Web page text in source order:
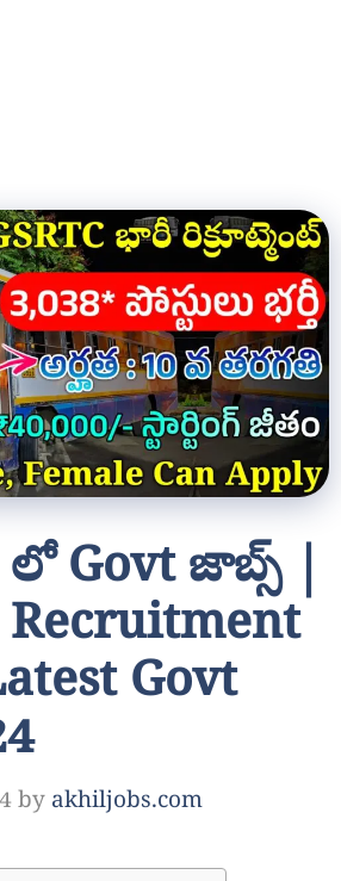
లో Govt జాబ్స్ |
Recruitment
Govt
by akhiljobs.com